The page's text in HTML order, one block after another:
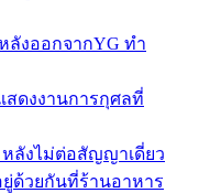
ลังออกจากYG ทำ
ดงงานการกุศลที่
ลังไม่ต่อสัญญาเดี่ยว
ยู่ด้วยกันที่ร้านอาหาร